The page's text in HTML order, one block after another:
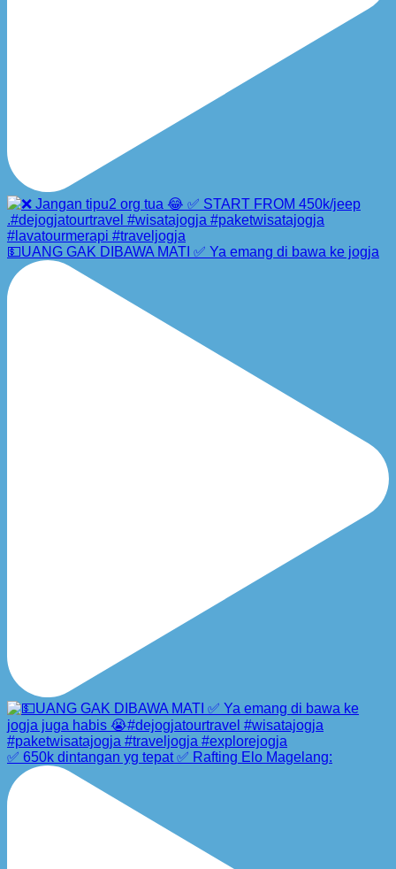
💵UANG GAK DIBAWA MATI ✅ Ya emang di bawa ke jogja
✅ 650k dintangan yg tepat ✅ Rafting Elo Magelang: